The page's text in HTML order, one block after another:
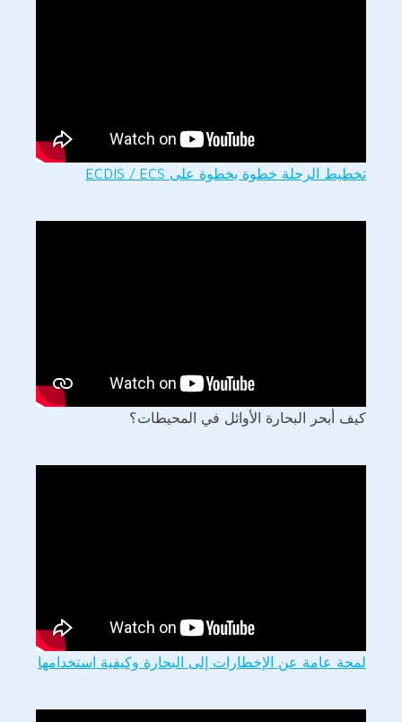
تخطيط الرحلة خطوة بخطوة على ECDIS / ECS
كيف أبحر البحارة الأوائل في المحيطات؟
لمحة عامة عن الإخطارات إلى البحارة وكيفية استخدامها